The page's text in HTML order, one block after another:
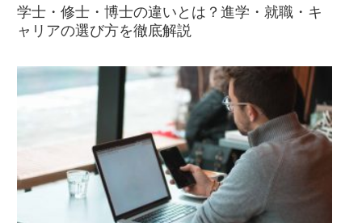
学士・修士・博士の違いとは？進学・就職・キ
ャリアの選び方を徹底解説